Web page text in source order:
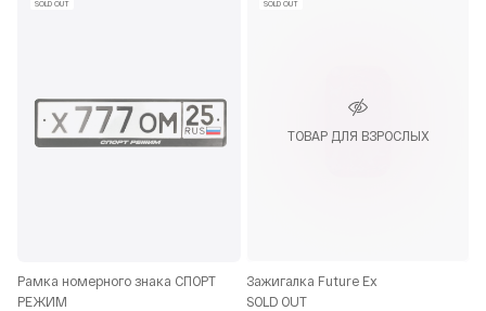
SOLD OUT
Рамка номерного знака СПОРТ
РЕЖИМ
SOLD OUT
ТОВАР ДЛЯ ВЗРОСЛЫХ
Зажигалка Future Ex
SOLD OUT